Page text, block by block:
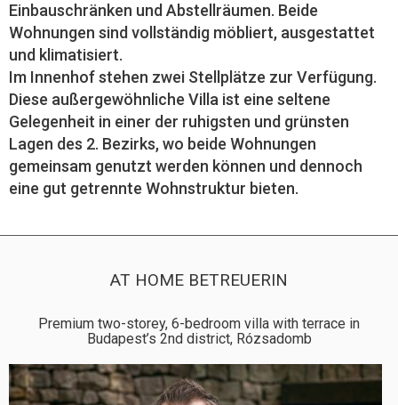
Einbauschränken und Abstellräumen. Beide
Wohnungen sind vollständig möbliert, ausgestattet
und klimatisiert.
Im Innenhof stehen zwei Stellplätze zur Verfügung.
Diese außergewöhnliche Villa ist eine seltene
Gelegenheit in einer der ruhigsten und grünsten
Lagen des 2. Bezirks, wo beide Wohnungen
gemeinsam genutzt werden können und dennoch
eine gut getrennte Wohnstruktur bieten.
AT HOME BETREUERIN
Premium two-storey, 6-bedroom villa with terrace in
Budapest’s 2nd district, Rózsadomb